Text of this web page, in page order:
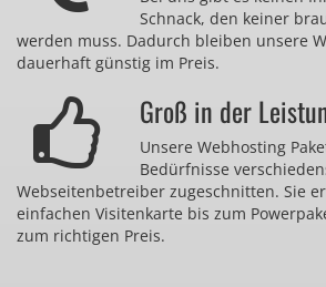
Schnack, den keiner
werden muss. Dadurch bleiben unsere
dauerhaft günstig im Preis.
Groß in der
Unsere Webhosting
Bedürfnisse
Webseitenbetreiber zugeschnitten. Sie
einfachen Visitenkarte bis zum
zum richtigen Preis.